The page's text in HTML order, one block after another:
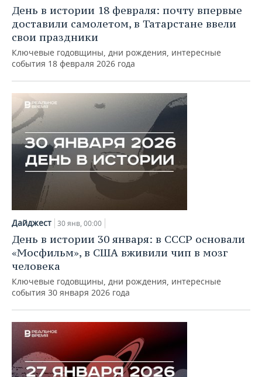
День в истории 18 февраля: почту впервые
доставили самолетом, в Татарстане ввели
свои праздники
Ключевые годовщины, дни рождения, интересные
события 18 февраля 2026 года
Дайджест 30 янв, 00:00
День в истории 30 января: в СССР основали
«Мосфильм», в США вживили чип в мозг
человека
Ключевые годовщины, дни рождения, интересные
события 30 января 2026 года